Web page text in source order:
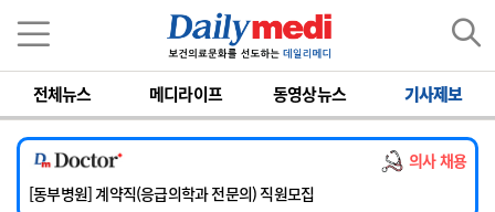
전체뉴스 메디라이프 동영상뉴스 기사제보
의사 채용
[서울아산병원] 2026년 하반기 인턴 모집
[영남대학교의료원] 마취통증의학과 임기제 임상의사 채용
[충남대학교병원] 소아청소년과(소아응급전담) 계약직 의사 공개채용
[동부병원] 계약직(응급의학과 전문의) 직원모집